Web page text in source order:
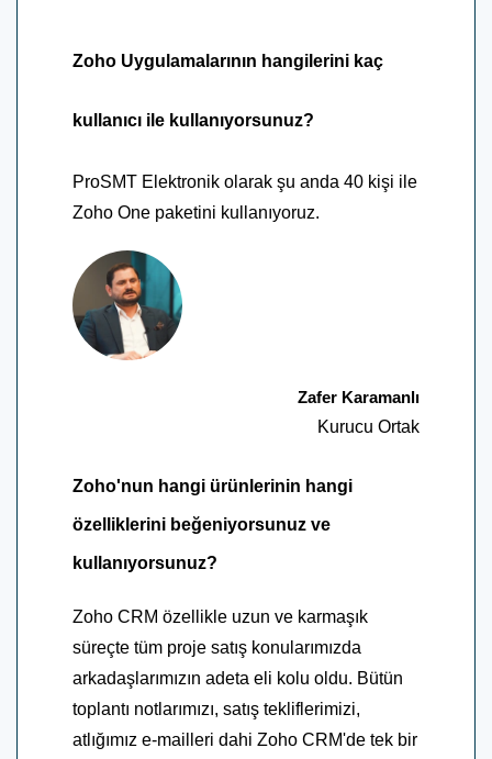
Zoho Uygulamalarının hangilerini kaç
kullanıcı ile kullanıyorsunuz?
ProSMT Elektronik olarak şu anda 40 kişi ile
Zoho One paketini kullanıyoruz.
Zafer Karamanlı
Kurucu Ortak
Zoho'nun hangi ürünlerinin hangi
özelliklerini beğeniyorsunuz ve
kullanıyorsunuz?
Zoho CRM özellikle uzun ve karmaşık
süreçte tüm proje satış konularımızda
arkadaşlarımızın adeta eli kolu oldu. Bütün
toplantı notlarımızı, satış tekliflerimizi,
atlığımız e-mailleri dahi Zoho CRM'de tek bir